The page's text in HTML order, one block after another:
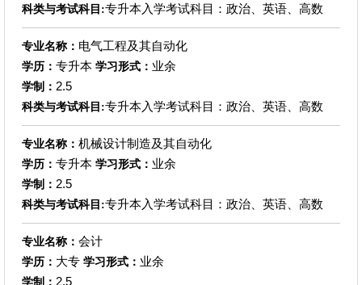
科类与考试科目:专升本入学考试科目：政治、英语、高数
专业名称： 电气工程及其自动化
学历： 专升本 学习形式： 业余
学制： 2.5
科类与考试科目:专升本入学考试科目：政治、英语、高数
专业名称： 机械设计制造及其自动化
学历： 专升本 学习形式： 业余
学制： 2.5
科类与考试科目:专升本入学考试科目：政治、英语、高数
专业名称： 会计
学历： 大专 学习形式： 业余
学制： 2.5